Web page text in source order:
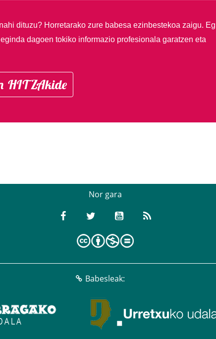
dituzu? Horretarako zure babesa ezinbestekoa zaigu.
dagoen tokiko informazio profesionala garatzen eta
HITZAkide
Nor gara
Babesleak: